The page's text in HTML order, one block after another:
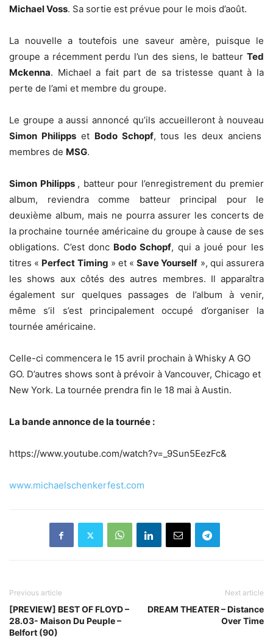
Michael Voss. Sa sortie est prévue pour le mois d’août.
La nouvelle a toutefois une saveur amère, puisque le
groupe a récemment perdu l’un des siens, le batteur Ted
Mckenna. Michael a fait part de sa tristesse quant à la
perte de l’ami et membre du groupe.
Le groupe a aussi annoncé qu’ils accueilleront à nouveau
Simon Philippset Bodo Schopf, tous les deux anciens
membres de MSG.
Simon Philipps , batteur pour l’enregistrement du premier
album, reviendra comme batteur principal pour le
deuxième album, mais ne pourra assurer les concerts de
la prochaine tournée américaine du groupe à cause de ses
obligations. C’est donc Bodo Schopf, qui a joué pour les
titres « Perfect Timing » et «Save Yourself », qui assurera
les shows aux côtés des autres membres. Il apparaîtra
également sur quelques passages de l’album à venir,
même s’il s’est principalement occupé d’organiser la
tournée américaine.
Celle-ci commencera le 15 avril prochain à Whisky A GO
GO. D’autres shows sont à prévoir à Vancouver, Chicago et
New York. La tournée prendra fin le 18 mai à Austin.
La bande annonce de la tournée :
https://www.youtube.com/watch?v=_9Sun5EezFc&
www.michaelschenkerfest.com
Previous article
[PREVIEW] BEST OF FLOYD –
28.03- Maison Du Peuple –
Belfort (90)
Next article
DREAM THEATER – Distance
Over Time